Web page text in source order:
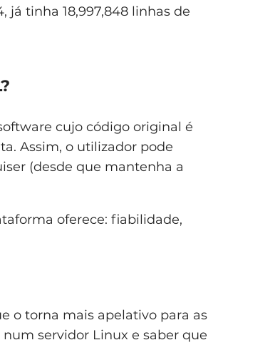
já tinha 18,997,848 linhas de
cujo código original é
Assim, o utilizador pode
(desde que mantenha a
oferece: fiabilidade,
o torna mais apelativo para as
servidor Linux e saber que